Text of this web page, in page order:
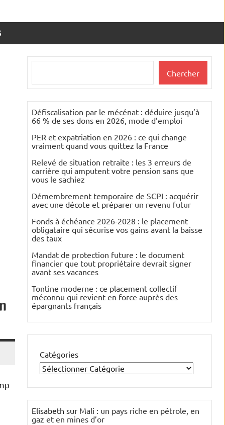
Chercher
Défiscalisation par le mécénat : déduire jusqu’à
66 % de ses dons en 2026, mode d’emploi
PER et expatriation en 2026 : ce qui change
vraiment quand vous quittez la France
Relevé de situation retraite : les 3 erreurs de
carrière qui amputent votre pension sans que
vous le sachiez
Démembrement temporaire de SCPI : acquérir
avec une décote et préparer un revenu futur
Fonds à échéance 2026-2028 : le placement
obligataire qui sécurise vos gains avant la baisse
des taux
Mandat de protection future : le document
financier que tout propriétaire devrait signer
avant ses vacances
Tontine moderne : ce placement collectif
méconnu qui revient en force auprès des
épargnants français
Catégories
Elisabeth sur Mali : un pays riche en pétrole, en
gaz et en mines d’or